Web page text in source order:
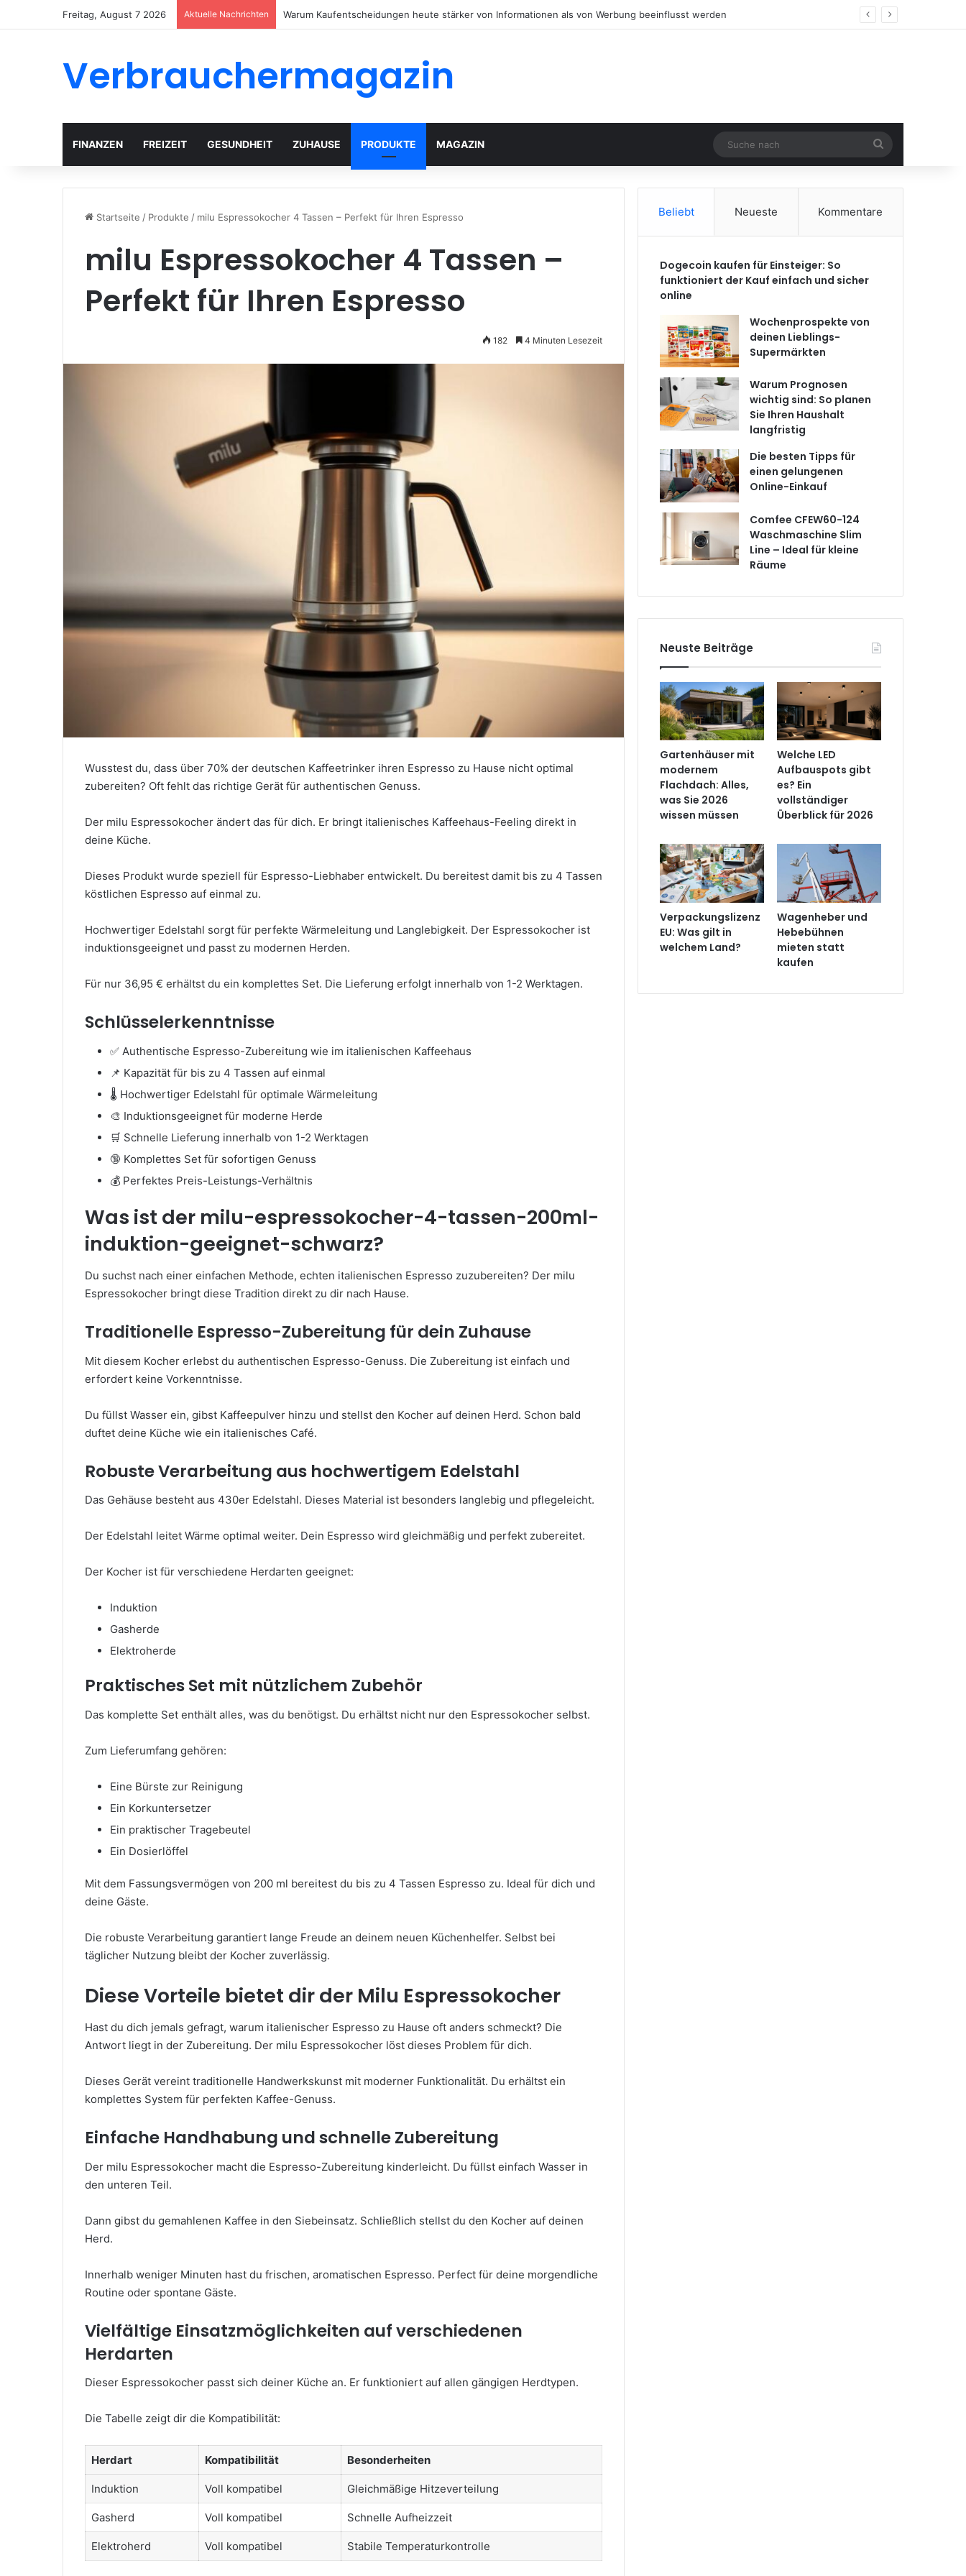
Freitag, August 7 2026 Aktuelle Nachrichten Gartenhäuser mit modernem Flachdach: Alles, was Sie 2026 wissen müssen
Verbrauchermagazin
FINANZEN FREIZEIT GESUNDHEIT ZUHAUSE PRODUKTE MAGAZIN
nach
Startseite / Produkte / milu Espressokocher 4 Tassen – Perfekt für Ihren Espresso
milu Espressokocher 4 Tassen –
Perfekt für Ihren Espresso
182 4 Minuten Lesezeit
Wusstest du, dass über 70% der deutschen Kaffeetrinker ihren Espresso zu Hause nicht optimal
zubereiten? Oft fehlt das richtige Gerät für authentischen Genuss.
Der milu Espressokocher ändert das für dich. Er bringt italienisches Kaffeehaus-Feeling direkt in
deine Küche.
Dieses Produkt wurde speziell für Espresso-Liebhaber entwickelt. Du bereitest damit bis zu 4 Tassen
köstlichen Espresso auf einmal zu.
Hochwertiger Edelstahl sorgt für perfekte Wärmeleitung und Langlebigkeit. Der Espressokocher ist
induktionsgeeignet und passt zu modernen Herden.
Für nur 36,95 € erhältst du ein komplettes Set. Die Lieferung erfolgt innerhalb von 1-2 Werktagen.
Schlüsselerkenntnisse
✅ Authentische Espresso-Zubereitung wie im italienischen Kaffeehaus
📌 Kapazität für bis zu 4 Tassen auf einmal
🌡️ Hochwertiger Edelstahl für optimale Wärmeleitung
🎨 Induktionsgeeignet für moderne Herde
🛒 Schnelle Lieferung innerhalb von 1-2 Werktagen
🔞 Komplettes Set für sofortigen Genuss
💰 Perfektes Preis-Leistungs-Verhältnis
Was ist der milu-espressokocher-4-tassen-200ml-
induktion-geeignet-schwarz?
Du suchst nach einer einfachen Methode, echten italienischen Espresso zuzubereiten? Der milu
Espressokocher bringt diese Tradition direkt zu dir nach Hause.
Traditionelle Espresso-Zubereitung für dein Zuhause
Mit diesem Kocher erlebst du authentischen Espresso-Genuss. Die Zubereitung ist einfach und
erfordert keine Vorkenntnisse.
Du füllst Wasser ein, gibst Kaffeepulver hinzu und stellst den Kocher auf deinen Herd. Schon bald
duftet deine Küche wie ein italienisches Café.
Robuste Verarbeitung aus hochwertigem Edelstahl
Das Gehäuse besteht aus 430er Edelstahl. Dieses Material ist besonders langlebig und pflegeleicht.
Der Edelstahl leitet Wärme optimal weiter. Dein Espresso wird gleichmäßig und perfekt zubereitet.
Der Kocher ist für verschiedene Herdarten geeignet:
Induktion
Gasherde
Elektroherde
Praktisches Set mit nützlichem Zubehör
Das komplette Set enthält alles, was du benötigst. Du erhältst nicht nur den Espressokocher selbst.
Zum Lieferumfang gehören:
Eine Bürste zur Reinigung
Ein Korkuntersetzer
Ein praktischer Tragebeutel
Ein Dosierlöffel
Mit dem Fassungsvermögen von 200 ml bereitest du bis zu 4 Tassen Espresso zu. Ideal für dich und
deine Gäste.
Die robuste Verarbeitung garantiert lange Freude an deinem neuen Küchenhelfer. Selbst bei
täglicher Nutzung bleibt der Kocher zuverlässig.
Diese Vorteile bietet dir der Milu Espressokocher
Hast du dich jemals gefragt, warum italienischer Espresso zu Hause oft anders schmeckt? Die
Antwort liegt in der Zubereitung. Der milu Espressokocher löst dieses Problem für dich.
Dieses Gerät vereint traditionelle Handwerkskunst mit moderner Funktionalität. Du erhältst ein
komplettes System für perfekten Kaffee-Genuss.
Einfache Handhabung und schnelle Zubereitung
Der milu Espressokocher macht die Espresso-Zubereitung kinderleicht. Du füllst einfach Wasser in
den unteren Teil.
Dann gibst du gemahlenen Kaffee in den Siebeinsatz. Schließlich stellst du den Kocher auf deinen
Herd.
Innerhalb weniger Minuten hast du frischen, aromatischen Espresso. Perfect für deine morgendliche
Routine oder spontane Gäste.
Vielfältige Einsatzmöglichkeiten auf verschiedenen
Herdarten
Dieser Espressokocher passt sich deiner Küche an. Er funktioniert auf allen gängigen Herdtypen.
Die Tabelle zeigt dir die Kompatibilität:
Herdart Kompatibilität Besonderheiten
Induktion Voll kompatibel Gleichmäßige Hitzeverteilung
Gasherd Voll kompatibel Schnelle Aufheizzeit
Elektroherd Voll kompatibel Stabile Temperaturkontrolle
Beliebt Neueste Kommentare
Dogecoin kaufen für Einsteiger: So
funktioniert der Kauf einfach und sicher
online
Wochenprospekte von
deinen Lieblings-
Supermärkten
Warum Prognosen
wichtig sind: So planen
Sie Ihren Haushalt
langfristig
Die besten Tipps für
einen gelungenen
Online-Einkauf
Comfee CFEW60-124
Waschmaschine Slim
Line – Ideal für kleine
Räume
Neuste Beiträge
Gartenhäuser mit
modernem
Flachdach: Alles,
was Sie 2026
wissen müssen
Welche LED
Aufbauspots gibt
es? Ein
vollständiger
Überblick für 2026
Verpackungslizenz
EU: Was gilt in
welchem Land?
Wagenheber und
Hebebühnen
mieten statt
kaufen